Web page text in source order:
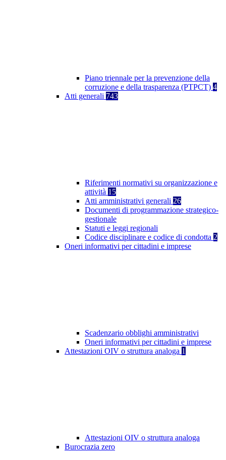
Piano triennale per la prevenzione della
corruzione e della trasparenza (PTPCT) 4
Atti generali 743
Riferimenti normativi su organizzazione e
attività 15
Atti amministrativi generali 26
Documenti di programmazione strategico-
gestionale
Statuti e leggi regionali
Codice disciplinare e codice di condotta 2
Oneri informativi per cittadini e imprese
Scadenzario obblighi amministrativi
Oneri informativi per cittadini e imprese
Attestazioni OIV o struttura analoga 1
Attestazioni OIV o struttura analoga
Burocrazia zero